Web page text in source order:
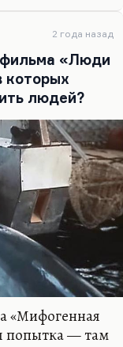
2 года назад
фильма «Люди
которых
людей?
«Мифогенная
попытка — там